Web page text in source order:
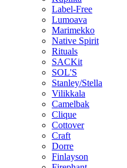
Label-Free
Lumoava
Marimekko
Native Spirit
Rituals
SACKit
SOL'S
Stanley/Stella
Vilikkala
Camelbak
Clique
Cottover
Craft
Dorre
Finlayson